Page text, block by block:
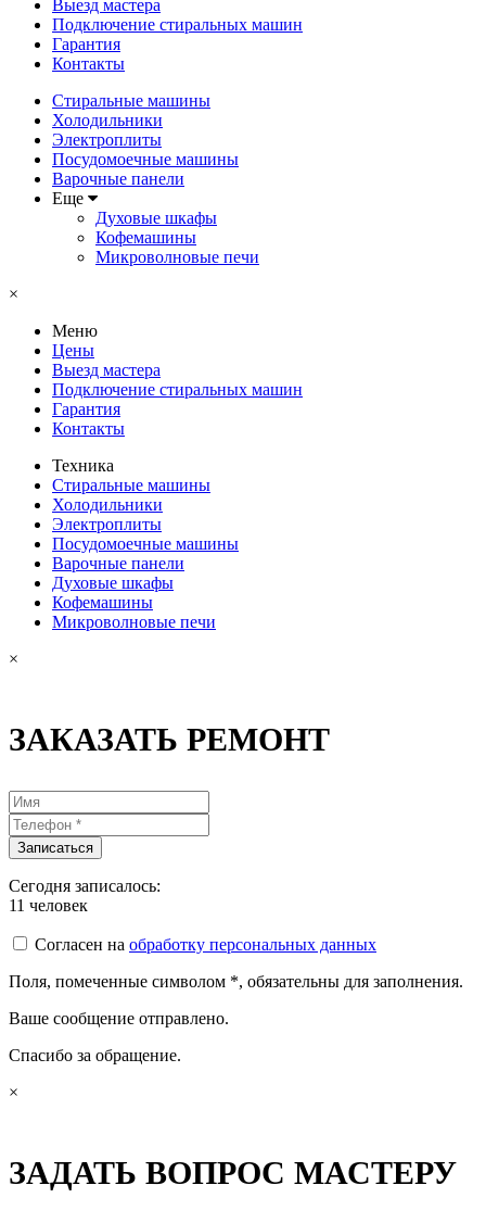
Выезд мастера
Подключение стиральных машин
Гарантия
Контакты
Стиральные машины
Холодильники
Электроплиты
Посудомоечные машины
Варочные панели
Еще
Духовые шкафы
Кофемашины
Микроволновые печи
×
Меню
Цены
Выезд мастера
Подключение стиральных машин
Гарантия
Контакты
Техника
Стиральные машины
Холодильники
Электроплиты
Посудомоечные машины
Варочные панели
Духовые шкафы
Кофемашины
Микроволновые печи
×
ЗАКАЗАТЬ РЕМОНТ
Сегодня записалось:
11 человек
Согласен на обработку персональных данных
Поля, помеченные символом *, обязательны для заполнения.
Ваше сообщение отправлено.
Спасибо за обращение.
×
ЗАДАТЬ ВОПРОС МАСТЕРУ